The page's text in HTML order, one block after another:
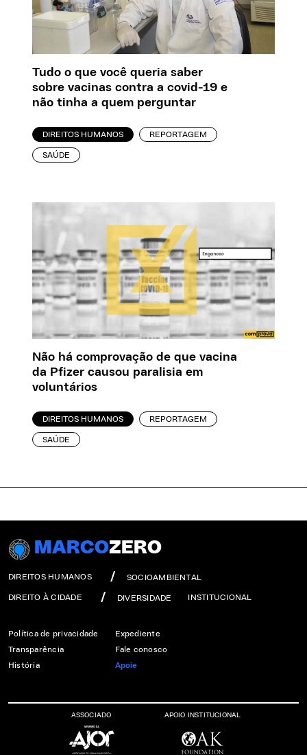
Tudo o que você queria saber
sobre vacinas contra a covid-19 e
não tinha a quem perguntar
DIREITOS HUMANOS REPORTAGEM
SAÚDE
Não há comprovação de que vacina
da Pfizer causou paralisia em
voluntários
DIREITOS HUMANOS REPORTAGEM
SAÚDE
MARCOZERO
DIREITOS HUMANOS SOCIOAMBIENTAL
DIREITO À CIDADE DIVERSIDADE INSTITUCIONAL
Política de privacidade
Transparência
História
Expediente
Fale conosco
Apoie
ASSOCIADO APOIO INSTITUCIONAL